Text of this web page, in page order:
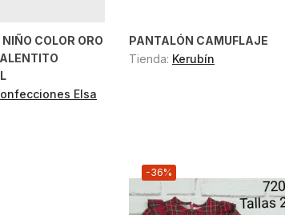
COLOR ORO
Elsa
PANTALÓN CAMUFLAJE
Tienda: Kerubín
-36%